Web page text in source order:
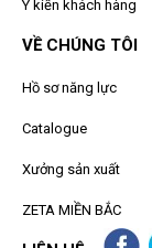
Ý kiến khách hàng
VỀ CHÚNG TÔI
Hồ sơ năng lực
Catalogue
Xưởng sản xuất
ZETA MIỀN BẮC